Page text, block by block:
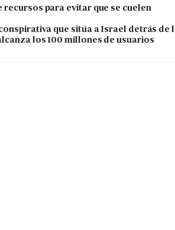
recursos para evitar que se cuelen
que sitúa a Israel detrás de
los 100 millones de usuarios